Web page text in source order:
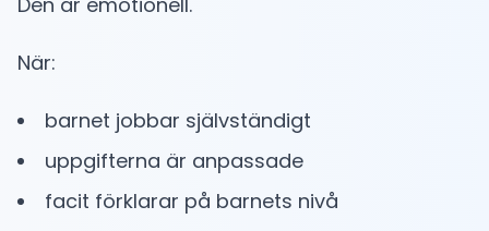
När:
barnet jobbar självständigt
uppgifterna är anpassade
facit förklarar på barnets nivå